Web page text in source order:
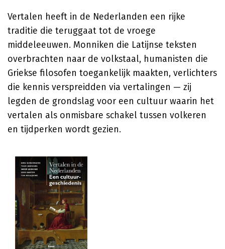
Vertalen heeft in de Nederlanden een rijke
traditie die teruggaat tot de vroege
middeleeuwen. Monniken die Latijnse teksten
overbrachten naar de volkstaal, humanisten die
Griekse filosofen toegankelijk maakten, verlichters
die kennis verspreidden via vertalingen — zij
legden de grondslag voor een cultuur waarin het
vertalen als onmisbare schakel tussen volkeren
en tijdperken wordt gezien.